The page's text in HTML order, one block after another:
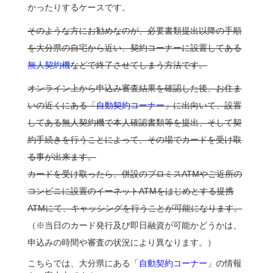
かったりするケースです。
そのような方にお勧めなのが、必要書類提出以降の手順
を大分県の自宅から近い、契約コーナーに設置してある
無人契約機などで終了させてしまう方法です。
オンライン上から申込み審査結果を確認した後、お住ま
いの近くにある「自動契約コーナー」に出向いて、設置
してある無人契約機で本人確認書類等を提出、そして契
約手続きを行うことによって、その場でカードを受け取
る事が出来ます。
カードを受け取ったら、併設のプロミスATMやご近所の
コンビニに設置のイーネットATMをはじめとする提携
ATMにて、キャッシングを行うことが可能になります。
（※当日のカード発行及び即日融資が可能かどうかは、
申込みの時間や審査の状況により異なります。）
こちらでは、大分県にある 「自動契約コーナー」 の情報